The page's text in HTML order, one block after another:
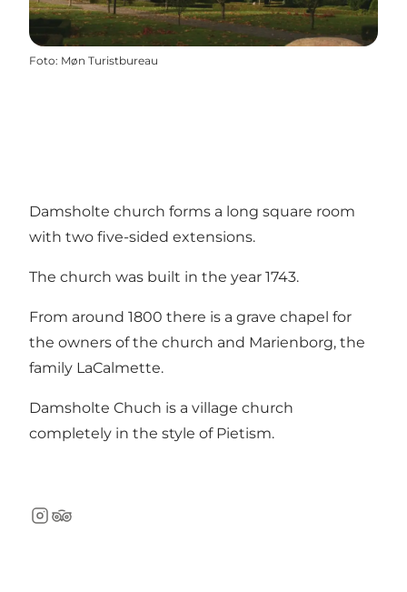
Foto: Møn Turistbureau
Damsholte church forms a long square room
with two five-sided extensions.
The church was built in the year 1743.
From around 1800 there is a grave chapel for
the owners of the church and Marienborg, the
family LaCalmette.
Damsholte Chuch is a village church
completely in the style of Pietism.
Instagram
TripAdvisor